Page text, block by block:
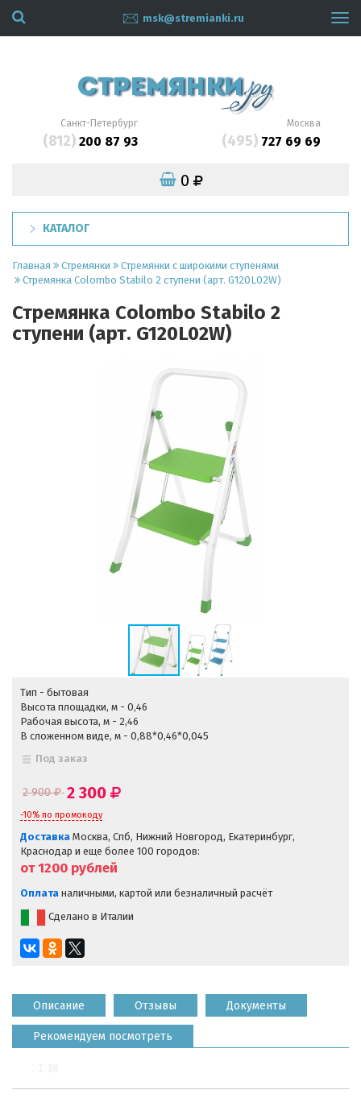
msk@stremianki.ru
Санкт-Петербург
(812) 200 87 93
Москва
(495)727 69 69
0
КАТАЛОГ
Главная Стремянки
Стремянки с широкими ступенями
Стремянка Colombo Stabilo 2 ступени (арт. G120L02W)
Стремянка Colombo Stabilo 2
ступени (арт. G120L02W)
Тип - бытовая
Высота площадки, м - 0,46
Рабочая высота, м - 2,46
В сложенном виде, м - 0,88*0,46*0,045
Под заказ
2 900 2 300
-10% по промокоду
Доставка Москва, Спб, Нижний Новгород, Екатеринбург,
Краснодар и еще более 100 городов:
от 1200 рублей
Оплата наличными, картой или безналичный расчёт
Сделано в Италии
Описание Отзывы Документы
Рекомендуем посмотреть